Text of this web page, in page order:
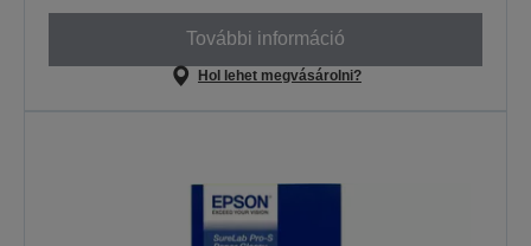
További információ
Hol lehet megvásárolni?